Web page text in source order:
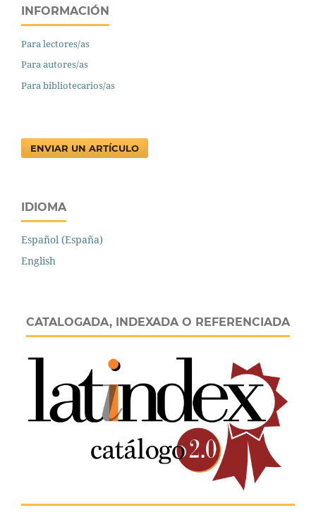
INFORMACIÓN
Para lectores/as
Para autores/as
Para bibliotecarios/as
ENVIAR UN ARTÍCULO
IDIOMA
Español (España)
English
CATALOGADA, INDEXADA O REFERENCIADA